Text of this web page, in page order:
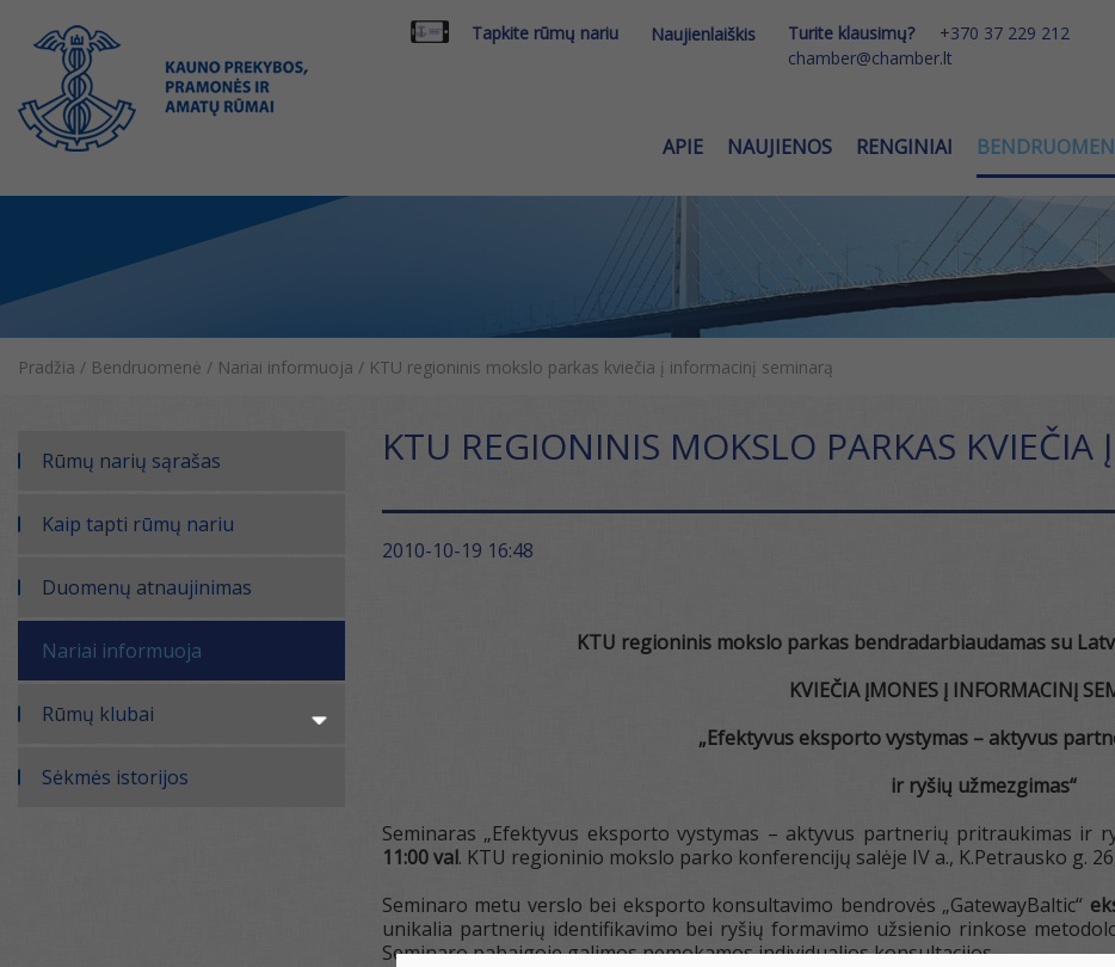
Tapkite rūmų nariu Naujienlaiškis Turite klausimų?
+370 37 229 212
chamber@chamber.lt
APIE NAUJIENOS RENGINIAI
Pradžia / Bendruomenė / Nariai informuoja / KTU regioninis mokslo parkas kviečia į informacinį seminarą
Rūmų narių sąrašas
Kaip tapti rūmų nariu
Duomenų atnaujinimas
Nariai informuoja
Rūmų klubai
Sėkmės istorijos
KTU REGIONINIS MOKSLO PARKAS
2010-10-19 16:48
KTU regioninis mokslo parkas bendradarbiaudamas su
KVIEČIA ĮMONES Į INFORMACINĮ
„Efektyvus eksporto vystymas – aktyvus
ir ryšių užmezgimas“
Seminaras „Efektyvus eksporto vystymas – aktyvus partnerių pritraukimas ir
11:00 val. KTU regioninio mokslo parko konferencijų salėje IV a., K.Petrausko g.
Seminaro metu verslo bei eksporto konsultavimo bendrovės „GatewayBaltic“
unikalia partnerių identifikavimo bei ryšių formavimo užsienio rinkose
Seminaro pabaigoje galimos nemokamos individualios konsultacijos.